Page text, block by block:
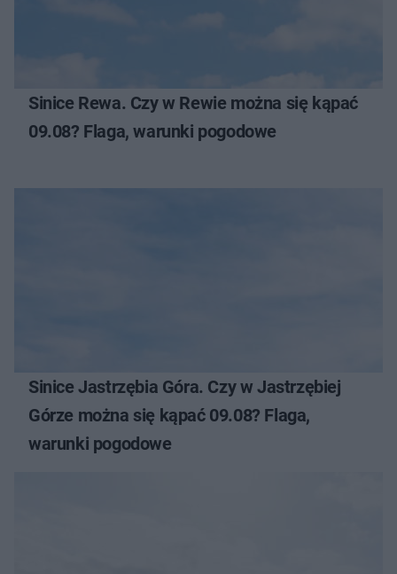
Sinice Rewa. Czy w Rewie można się kąpać
09.08? Flaga, warunki pogodowe
Sinice Jastrzębia Góra. Czy w Jastrzębiej
Górze można się kąpać 09.08? Flaga,
warunki pogodowe